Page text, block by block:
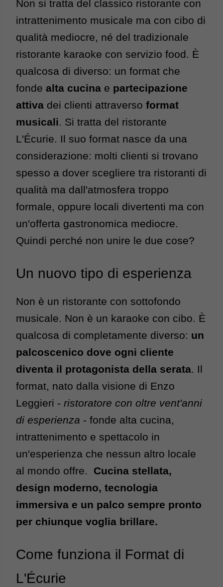
Non si tratta del classico ristorante con
intrattenimento musicale ma con cibo di
qualità mediocre, né del tradizionale
ristorante karaoke con servizio food. È
qualcosa di diverso: un format che
fonde alta cucina e partecipazione
attiva dei clienti attraverso format
musicali. Si tratta del ristorante
L'Écurie. Il suo format nasce da una
considerazione: molti clienti si trovano
spesso a dover scegliere tra ristoranti di
qualità ma dall'atmosfera troppo
formale, oppure locali divertenti ma con
Quindi perché non unire le due cose?
Un nuovo tipo di esperienza
Non è un ristorante con sottofondo
musicale. Non è un karaoke con cibo. È
qualcosa di completamente diverso: un
palcoscenico dove ogni cliente
diventa il protagonista della serata. Il
format, nato dalla visione di Enzo
Leggieri - ristoratore con oltre vent'anni
di esperienza - fonde alta cucina,
intrattenimento e spettacolo in
un'esperienza che nessun altro locale
al mondo offre. Cucina stellata,
design moderno, tecnologia
immersiva e un palco sempre pronto
per chiunque voglia brillare.
Come funziona il Format di
L'Écurie